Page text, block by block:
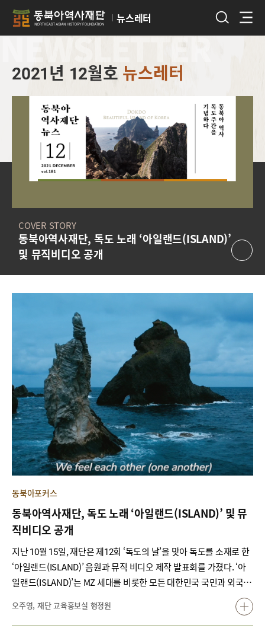
뉴스레터
NEWSLETTER
2021년 12월호 뉴스레터
COVER STORY
동북아역사재단, 독도 노래 ‘아일랜드(ISLAND)’
및 뮤직비디오 공개
동북아포커스
동북아역사재단, 독도 노래 ‘아일랜드(ISLAND)’ 및 뮤
직비디오 공개
지난 10월 15일, 재단은 제12회 ‘독도의 날’을 맞아 독도를 소재로 한
‘아일랜드(ISLAND)’ 음원과 뮤직 비디오 제작 발표회를 가졌다. ‘아
일랜드(ISLAND)’는 MZ 세대를 비롯한 모든 대한민국 국민과 외국인
에게 아름다운 우리 영토 독도를 널리 알리기 위해 만든 노래로, 알앤
비와 팝 요소가 가미되어 감각적이고 세련된 느낌이라는 평가를 받는
다. 여러 예술가가 함께 참여하여 완성한 이번 신곡은 걸그룹 레이디
오주영, 재단 교육홍보실 행정원